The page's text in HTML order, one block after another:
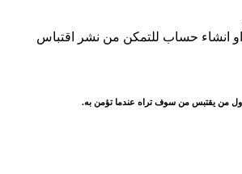
انشاء حساب للتمكن من نشر اقتباس
اول من يقتبس من سوف تراه عندما تؤمن به.